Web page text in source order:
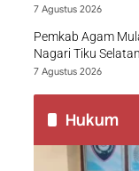
7 Agustus 2026
Pemkab Agam
Nagari Tiku Selatan
7 Agustus 2026
Hukum